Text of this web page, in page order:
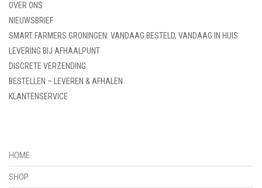
OVER ONS
NIEUWSBRIEF
SMART FARMERS GRONINGEN: VANDAAG BESTELD, VANDAAG IN HUIS
LEVERING BIJ AFHAALPUNT
DISCRETE VERZENDING
BESTELLEN – LEVEREN & AFHALEN
KLANTENSERVICE
HOME
SHOP